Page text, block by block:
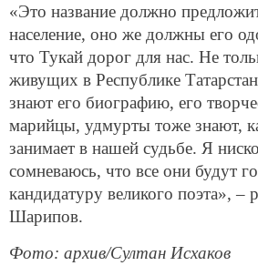
«Это название должно
население, оно же должны его
что Тукай дорог для нас. Не
живущих в Республике
знают его биографию, его
марийцы, удмурты тоже знают,
занимает в нашей судьбе. Я
сомневаюсь, что все они будут
кандидатуру великого поэта», –
Шарипов.
Фото: архив/Султан Исхаков